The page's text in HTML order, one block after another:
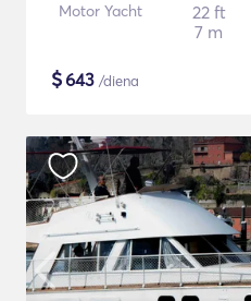
Motor Yacht
22 ft
7 m
$643 /diena